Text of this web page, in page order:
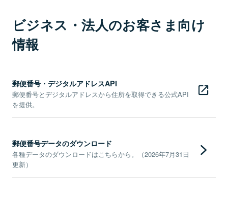
ビジネス・法人のお客さま向け
情報
郵便番号・デジタルアドレスAPI
郵便番号とデジタルアドレスから住所を取得できる公式API
を提供。
郵便番号データのダウンロード
各種データのダウンロードはこちらから。（2026年7月31日
更新）